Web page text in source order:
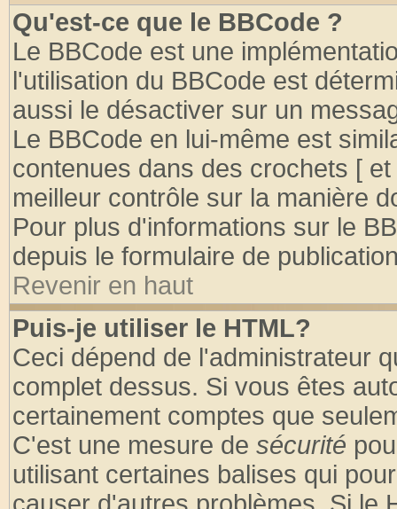
Qu'est-ce que le BBCode ?
Le BBCode est une
l'utilisation du BBCode est
aussi le désactiver sur un
Le BBCode en lui-même est
contenues dans des crochets [
meilleur contrôle sur la manière
Pour plus d'informations sur le
depuis le formulaire de
Revenir en haut
Puis-je utiliser le HTML?
Ceci dépend de l'administrateur
complet dessus. Si vous êtes
certainement comptes que
C'est une mesure de sécurité
utilisant certaines balises qui